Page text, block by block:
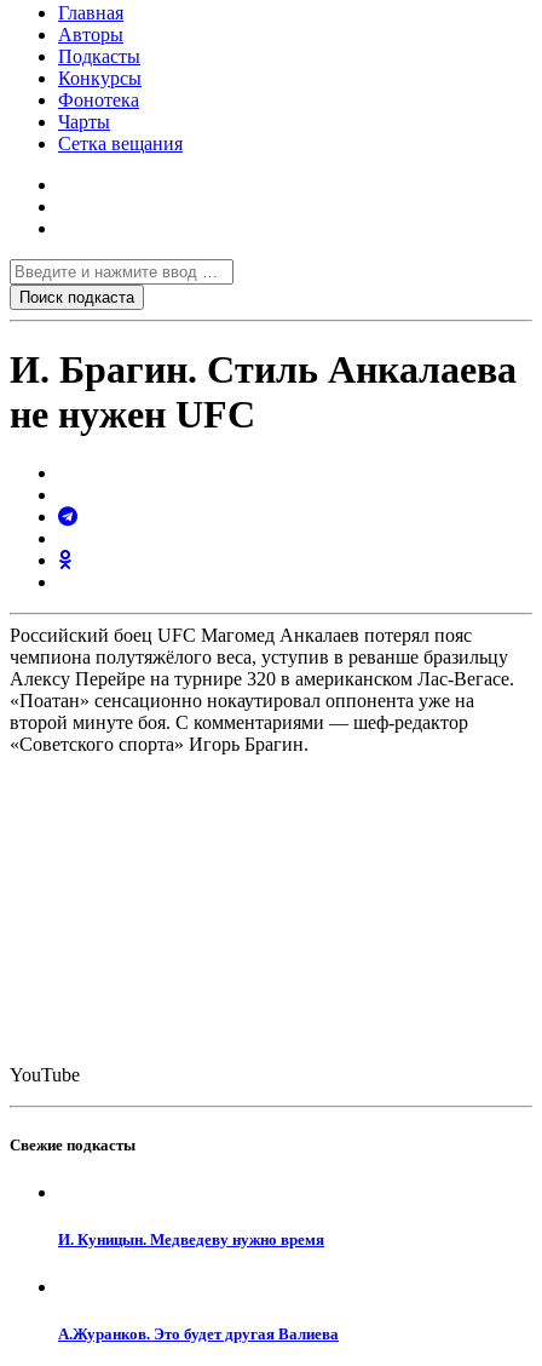
Главная
Авторы
Подкасты
Конкурсы
Фонотека
Чарты
Сетка вещания
И. Брагин. Стиль Анкалаева
не нужен UFC
Российский боец UFC Магомед Анкалаев потерял пояс
чемпиона полутяжёлого веса, уступив в реванше бразильцу
Алексу Перейре на турнире 320 в американском Лас-Вегасе.
«Поатан» сенсационно нокаутировал оппонента уже на
второй минуте боя. С комментариями — шеф-редактор
«Советского спорта» Игорь Брагин.
YouTube
Свежие подкасты
И. Куницын. Медведеву нужно время
А.Журанков. Это будет другая Валиева